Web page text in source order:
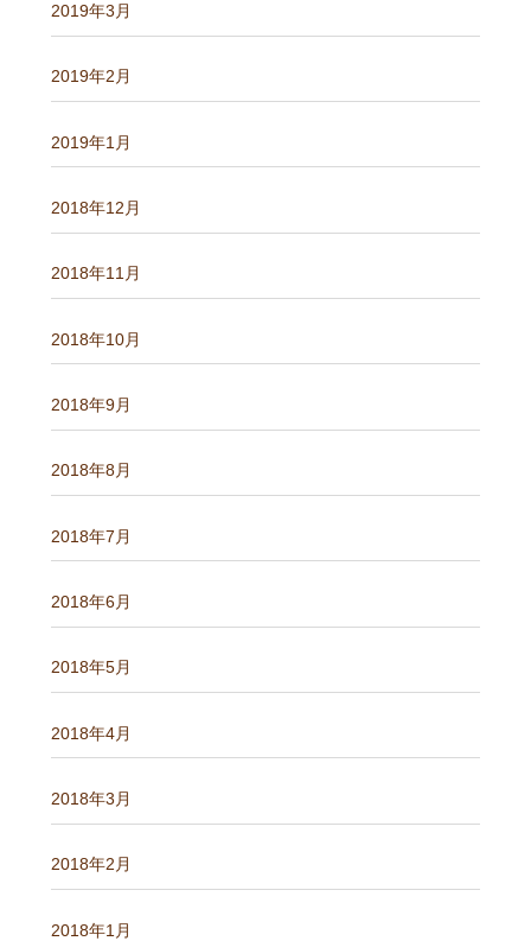
2019年3月
2019年2月
2019年1月
2018年12月
2018年11月
2018年10月
2018年9月
2018年8月
2018年7月
2018年6月
2018年5月
2018年4月
2018年3月
2018年2月
2018年1月